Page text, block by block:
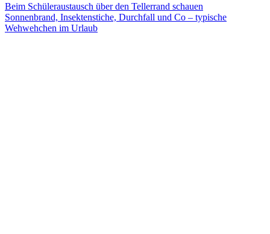
Beim Schüleraustausch über den Tellerrand schauen
Sonnenbrand, Insektenstiche, Durchfall und Co – typische
Wehwehchen im Urlaub